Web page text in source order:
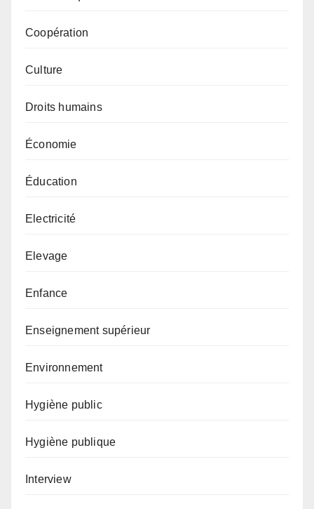
Coopération
Culture
Droits humains
Économie
Éducation
Electricité
Elevage
Enfance
Enseignement supérieur
Environnement
Hygiène public
Hygiène publique
Interview